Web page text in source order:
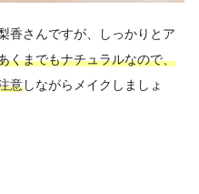
香さんですが、しっかりとア
くまでもナチュラルなので、
意しながらメイクしましょ